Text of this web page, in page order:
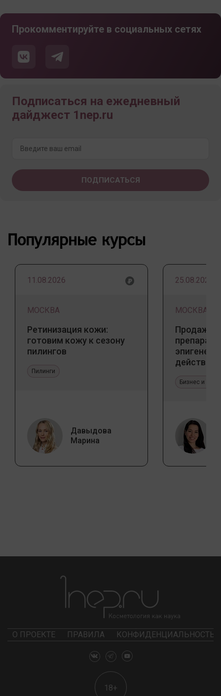
Прокомментируйте в социальных сетях
Подписаться на ежедневный
дайджест 1nep.ru
Популярные курсы
11.08.2026
МОСКВА
Ретинизация кожи:
готовим кожу к сезону
пилингов
Пилинги
Давыдова
Марина
25.08.2026
МОСКВА
Продажа
действия
Бизнес и
О ПРОЕКТЕ ПРАВИЛА КОНФИДЕНЦИАЛЬНОСТЬ
18+